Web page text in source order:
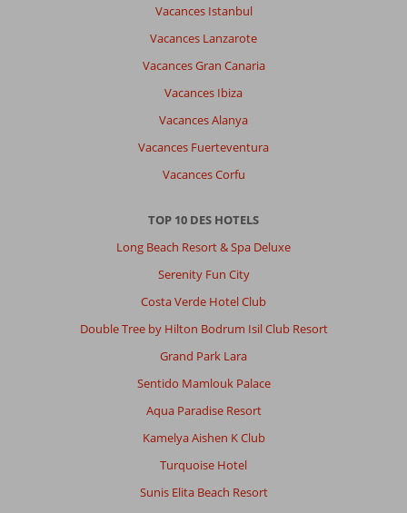
Vacances Istanbul
Vacances Lanzarote
Vacances Gran Canaria
Vacances Ibiza
Vacances Alanya
Vacances Fuerteventura
Vacances Corfu
TOP 10 DES HOTELS
Long Beach Resort & Spa Deluxe
Serenity Fun City
Costa Verde Hotel Club
Double Tree by Hilton Bodrum Isil Club Resort
Grand Park Lara
Sentido Mamlouk Palace
Aqua Paradise Resort
Kamelya Aishen K Club
Turquoise Hotel
Sunis Elita Beach Resort